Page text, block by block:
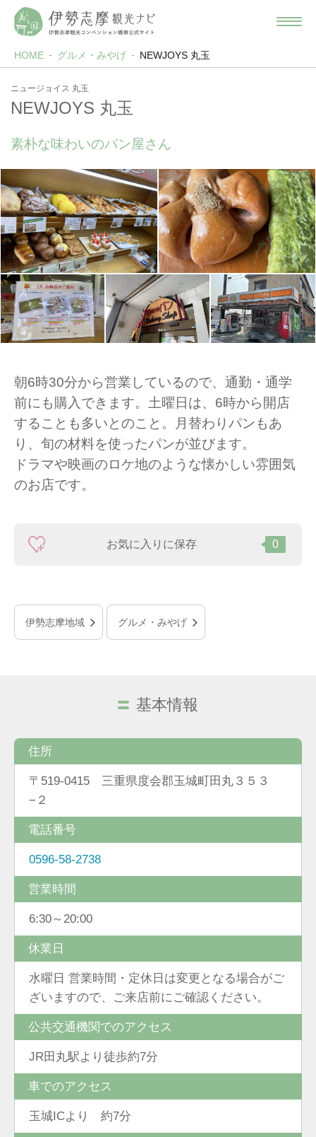
HOME グルメ・みやげ NEWJOYS 丸玉
ニュージョイス 丸玉
NEWJOYS 丸玉
素朴な味わいのパン屋さん
朝6時30分から営業しているので、通勤・通学
前にも購入できます。土曜日は、6時から開店
することも多いとのこと。月替わりパンもあ
り、旬の材料を使ったパンが並びます。
ドラマや映画のロケ地のような懐かしい雰囲気
のお店です。
お気に入りに保存 0
伊勢志摩地域 グルメ・みやげ
基本情報
住所
〒519-0415 三重県度会郡玉城町田丸３５３
−２
電話番号
0596-58-2738
営業時間
6:30～20:00
休業日
水曜日 営業時間・定休日は変更となる場合がご
ざいますので、ご来店前にご確認ください。
公共交通機関でのアクセス
JR田丸駅より徒歩約7分
車でのアクセス
玉城ICより 約7分